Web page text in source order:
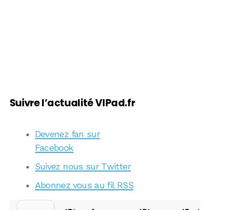
Suivre l’actualité VIPad.fr
Devenez fan sur
Facebook
Suivez nous sur Twitter
Abonnez vous au fil RSS